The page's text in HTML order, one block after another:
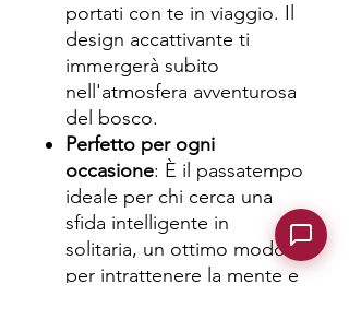
portati con te in viaggio. Il
design accattivante ti
immergerà subito
nell'atmosfera avventurosa
del bosco.
Perfetto per ogni
occasione: È il passatempo
ideale per chi cerca una
sfida intelligente in
solitaria, un ottimo modo
per intrattenere la mente e